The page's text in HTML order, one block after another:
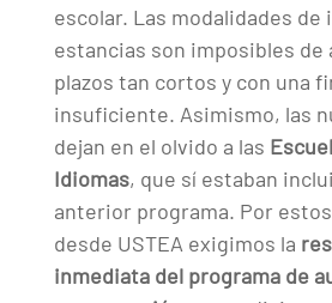
escolar. Las modalidades
estancias son imposibles de
plazos tan cortos y con una
insuficiente. Asimismo, las
dejan en el olvido a las
Idiomas, que sí estaban
anterior programa. Por
desde USTEA exigimos la
inmediata del programa de